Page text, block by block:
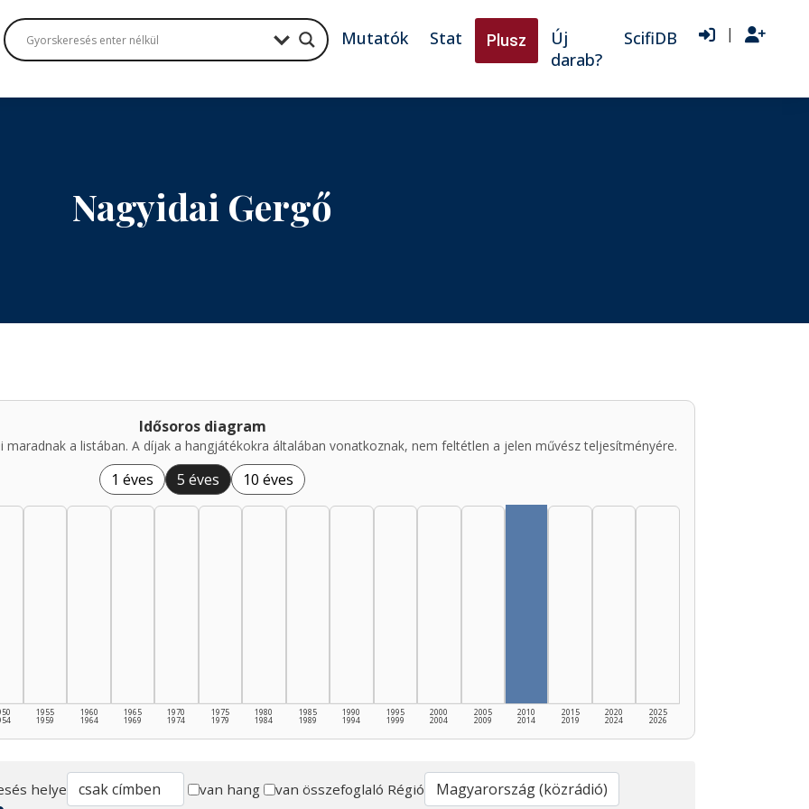
Mutatók Stat Plusz
Új
darab?
ScifiDB |
Nagyidai Gergő
Idősoros diagram
a listában. A díjak a hangjátékokra általában vonatkoznak, nem feltétlen a jelen művész teljesítményére.
1 éves 5 éves 10 éves
1955
1959
1960
1964
1965
1969
1970
1974
1975
1979
1980
1984
1985
1989
1990
1994
1995
1999
2000
2004
2005
2009
2010
2014
2015
2019
2020
2024
2025
2026
helye van hang van összefoglaló Régió